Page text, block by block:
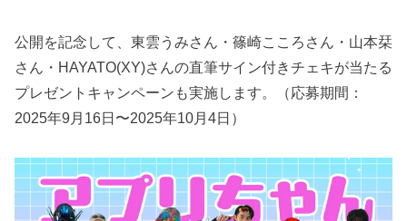
公開を記念して、東雲うみさん・篠崎こころさん・山本栞
さん・HAYATO(XY)さんの直筆サイン付きチェキが当たる
プレゼントキャンペーンも実施します。（応募期間：
2025年9月16日〜2025年10月4日）